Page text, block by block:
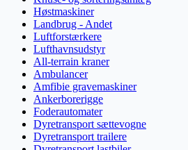
Høstmaskiner
Landbrug - Andet
Luftforstærkere
Lufthavnsudstyr
All-terrain kraner
Ambulancer
Amfibie gravemaskiner
Ankerborerigge
Foderautomater
Dyretransport sættevogne
Dyretransport trailere